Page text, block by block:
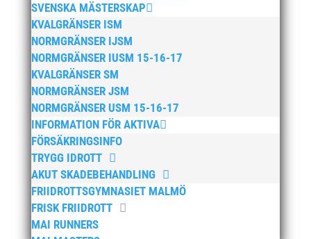
SVENSKA MÄSTERSKAP
KVALGRÄNSER ISM
NORMGRÄNSER IJSM
NORMGRÄNSER IUSM 15-16-17
KVALGRÄNSER SM
NORMGRÄNSER JSM
NORMGRÄNSER USM 15-16-17
INFORMATION FÖR AKTIVA
FÖRSÄKRINGSINFO
TRYGG IDROTT
AKUT SKADEBEHANDLING
FRIIDROTTSGYMNASIET MALMÖ
FRISK FRIIDROTT
MAI RUNNERS
april 2024
mars 2024
februari 2024
januari 2024
december 2023
maj 2023
april 2023
januari 2023
november 2022
oktober 2022
september 2022